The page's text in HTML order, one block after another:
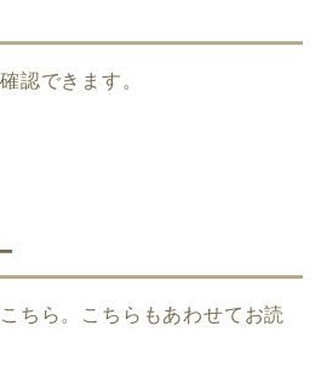
認できます。
ちら。こちらもあわせてお読